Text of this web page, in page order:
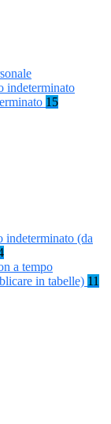
indeterminato
15
indeterminato (da
a tempo
in tabelle) 11